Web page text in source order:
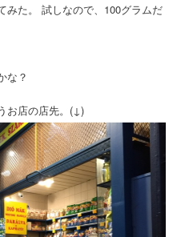
みた。 試しなので、100グラムだ
な？
お店の店先。(↓)